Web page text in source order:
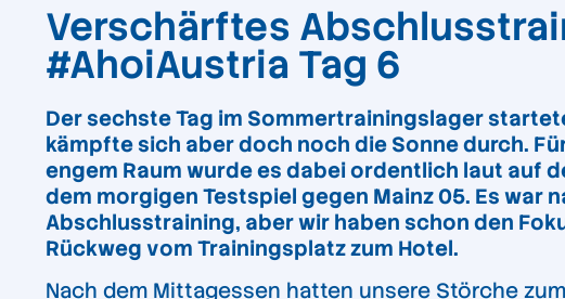
Verschärftes
#AhoiAustria Tag 6
Der sechste Tag im Sommertrainingslager
kämpfte sich aber doch noch die Sonne durch.
engem Raum wurde es dabei ordentlich laut auf
dem morgigen Testspiel gegen Mainz 05. Es
Abschlusstraining, aber wir haben schon den
Rückweg vom Trainingsplatz zum Hotel.
Nach dem Mittagessen hatten unsere Störche